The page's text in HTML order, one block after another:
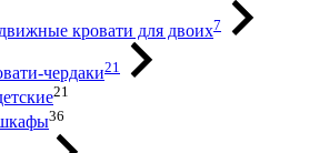
кровати для двоих7
чердаки21
21
36